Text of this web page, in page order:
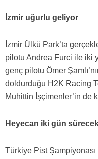
İzmir uğurlu geliyor
İzmir Ülkü Park’ta
pilotu Andrea Furci ile iki
genç pilotu Ömer
doldurduğu H2K Racing
Muhittin İşçimenler’in de
Heyecan iki gün
Türkiye Pist Şampiyonası